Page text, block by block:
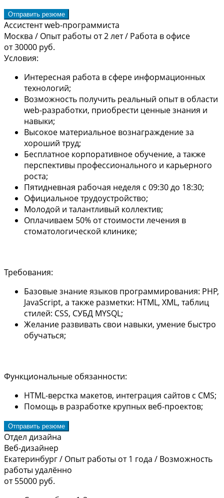
Отправить резюме
Ассистент web-программиста
Москва / Опыт работы от 2 лет/ Работа в офисе
от 30000 руб.
Условия:
Интересная работа в сфере информационных
технологий;
Возможность получить реальный опыт в области
web-разработки, приобрести ценные знания и
навыки;
Высокое материальное вознаграждение за
хороший труд;
Бесплатное корпоративное обучение, а также
перспективы профессионального и карьерного
роста;
Пятидневная рабочая неделя с 09:30 до 18:30;
Официальное трудоустройство;
Молодой и талантливый коллектив;
Оплачиваем 50% от стоимости лечения в
стоматологической клинике;
Требования:
Базовые знание языков программирования: PHP,
JavaScript, а также разметки: HTML, XML, таблиц
стилей: CSS, СУБД MYSQL;
Желание развивать свои навыки, умение быстро
обучаться;
Функциональные обязанности:
HTML-верстка макетов, интеграция сайтов с CMS;
Помощь в разработке крупных веб-проектов;
Отправить резюме
Отдел дизайна
Веб-дизайнер
Екатеринбург/ Опыт работы от 1 года / Возможность
работы удалённо
от 55000 руб.